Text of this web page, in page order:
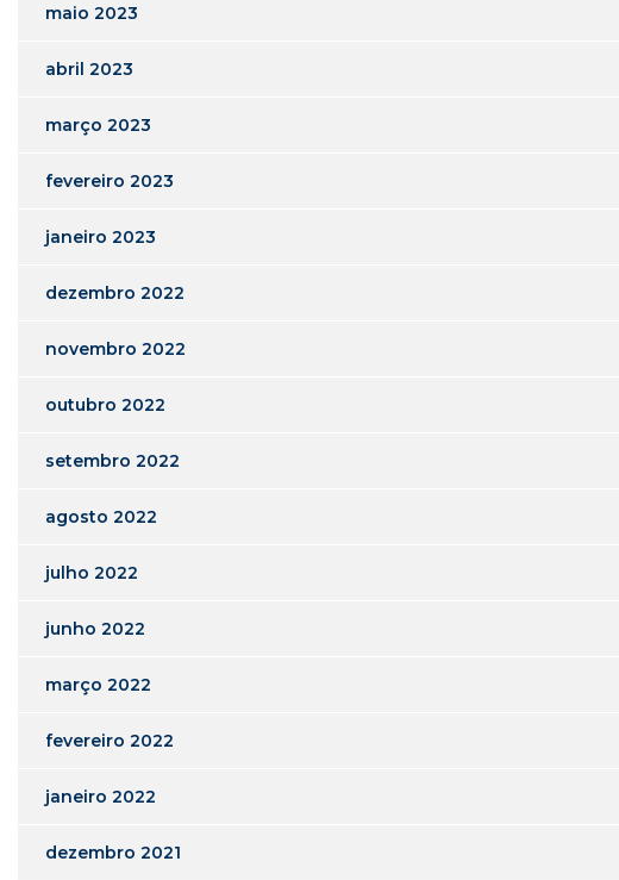
maio 2023
abril 2023
março 2023
fevereiro 2023
janeiro 2023
dezembro 2022
novembro 2022
outubro 2022
setembro 2022
agosto 2022
julho 2022
junho 2022
março 2022
fevereiro 2022
janeiro 2022
dezembro 2021